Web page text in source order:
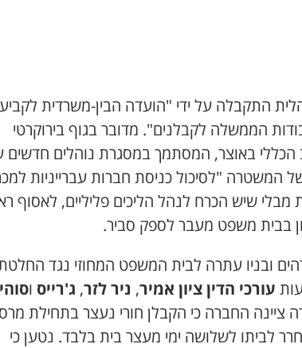
התקבלה על ידי "הועדה הבין-משרדית
הממשלה לקבלנים". מדובר בגוף בירוקרטי
באוצר, המסתמך במסגרת נוהלים חדשים
המשטרה "לסיכול כניסת חברות עברייניות
מבלי שיש הכרח לנהל הליכים פליליים, לאסוף
בבית משפט מעבר לספק סביר.
ובניו עתרה לבית המשפט המחוזי נגד
עורכי הדין ציון אמיר, ניר לזר, ג'רייס ו
ציינה החברה כי הקבלן חורי נעצר בתחילת מרס
לביתו לשלושה ימי מעצר בית בלבד. נטען כי